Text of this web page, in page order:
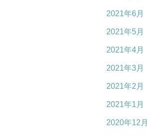
2021年6月
2021年5月
2021年4月
2021年3月
2021年2月
2021年1月
2020年12月